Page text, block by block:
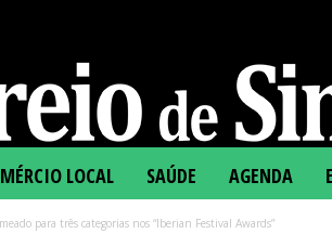
LOCAL SAÚDE AGENDA
para três categorias nos “Iberian Festival Awards”